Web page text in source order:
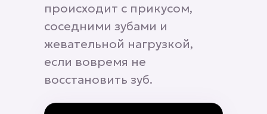
происходит с прикусом,
соседними зубами и
жевательной нагрузкой,
если вовремя не
восстановить зуб.